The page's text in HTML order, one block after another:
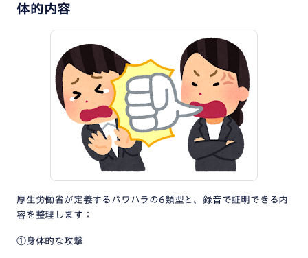
体的内容
厚生労働省が定義するパワハラの6類型と、録音で証明できる内
容を整理します：
①身体的な攻撃